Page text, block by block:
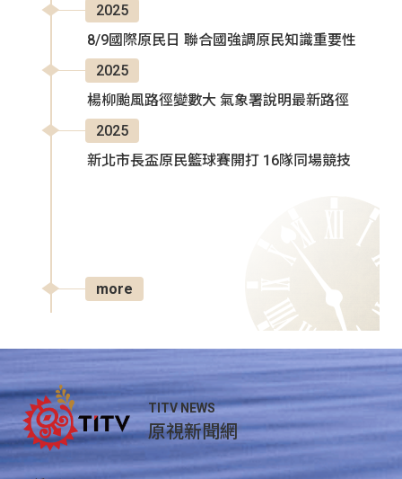
2025
8/9國際原民日 聯合國強調原民知識重要性
2025
楊柳颱風路徑變數大 氣象署說明最新路徑
2025
新北市長盃原民籃球賽開打 16隊同場競技
more
TITV NEWS
原視新聞網